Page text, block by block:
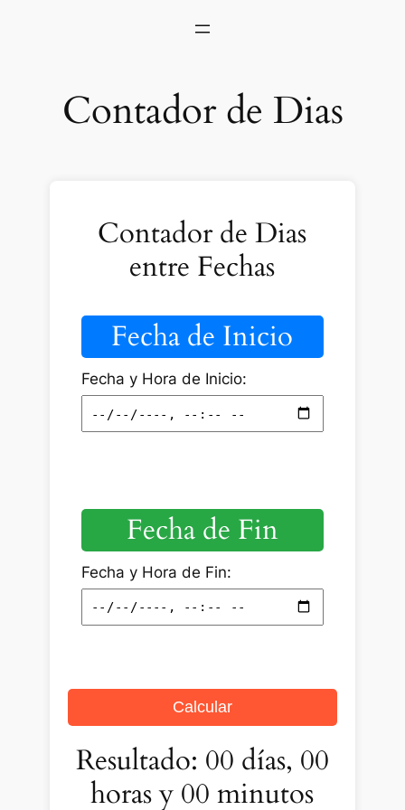
Contador de Dias
Contador de Dias
entre Fechas
Fecha de Inicio
Fecha y Hora de Inicio:
Fecha de Fin
Fecha y Hora de Fin:
Calcular
Resultado: 00 días, 00
horas y 00 minutos